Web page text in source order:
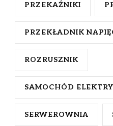
PRZEKAŹNIKI
PRZEKŁADNIK
ROZRUSZNIK
SAMOCHÓD
SERWEROWNIA